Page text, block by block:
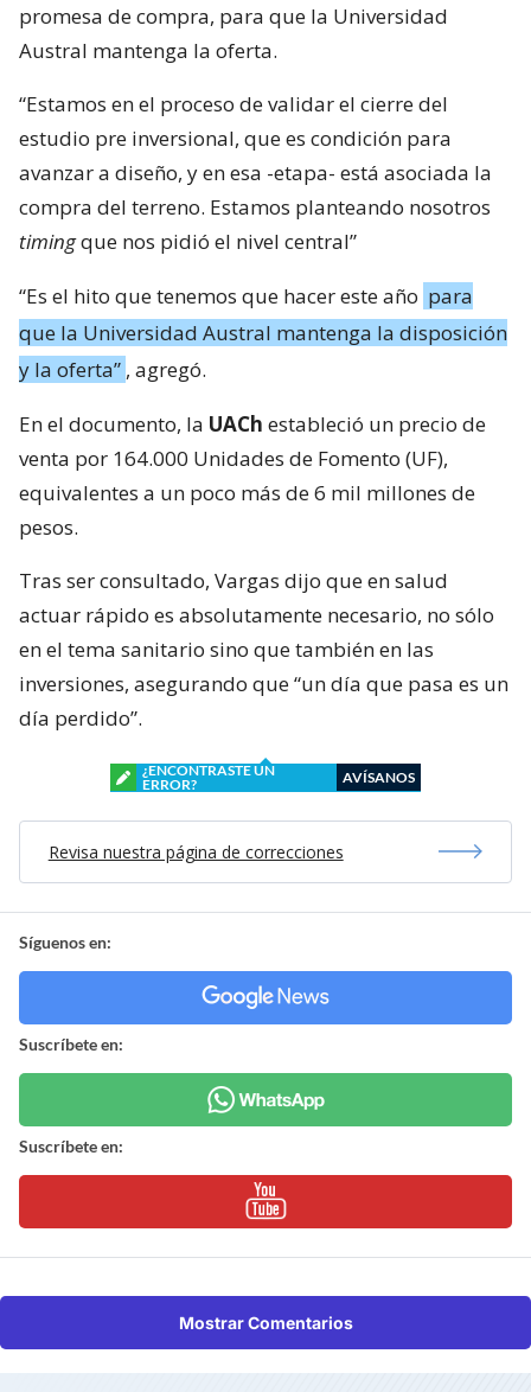
promesa de compra, para que la Universidad
Austral mantenga la oferta.
“Estamos en el proceso de validar el cierre del
estudio pre inversional, que es condición para
avanzar a diseño, y en esa -etapa- está asociada la
compra del terreno. Estamos planteando nosotros
timingque nos pidió el nivel central”
“Es el hito que tenemos que hacer este año para
que la Universidad Austral mantenga la disposición
y la oferta” , agregó.
En el documento, la UACh estableció un precio de
venta por 164.000 Unidades de Fomento (UF),
equivalentes a un poco más de 6 mil millones de
pesos.
Tras ser consultado, Vargas dijo que en salud
actuar rápido es absolutamente necesario, no sólo
en el tema sanitario sino que también en las
inversiones, asegurando que “un día que pasa es un
día perdido”.
¿ENCONTRASTE UN
ERROR?
AVÍSANOS
Revisa nuestra página de correcciones
Síguenos en:
Suscríbete en:
Suscríbete en:
Mostrar Comentarios